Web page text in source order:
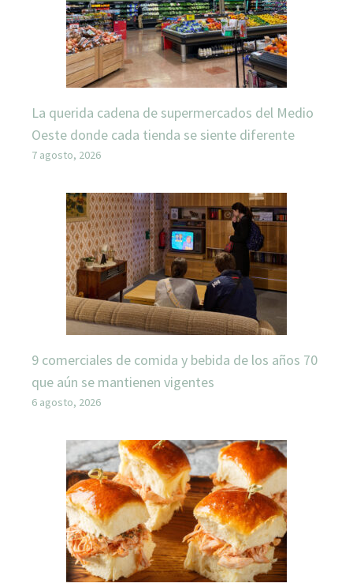
La querida cadena de supermercados del Medio
Oeste donde cada tienda se siente diferente
7 agosto, 2026
9 comerciales de comida y bebida de los años 70
que aún se mantienen vigentes
6 agosto, 2026